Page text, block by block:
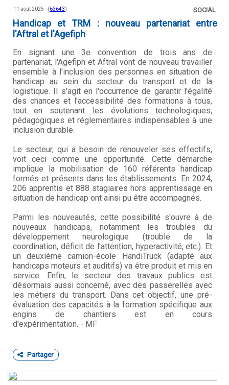
11 août 2025 - (63643) SOCIAL
Handicap et TRM : nouveau partenariat entre
l'Aftral et l'Agefiph
En signant une 3e convention de trois ans de
partenariat, l'Agefiph et Aftral vont de nouveau travailler
ensemble à l'inclusion des personnes en situation de
handicap au sein du secteur du transport et de la
logistique. Il s'agit en l'occurrence de garantir l'égalité
des chances et l'accessibilité des formations à tous,
tout en soutenant les évolutions technologiques,
pédagogiques et réglementaires indispensables à une
inclusion durable.
Le secteur, qui a besoin de renouveler ses effectifs,
voit ceci comme une opportunité. Cette démarche
implique la mobilisation de 160 référents handicap
formés et présents dans les établissements. En 2024,
206 apprentis et 888 stagiaires hors apprentissage en
situation de handicap ont ainsi pu être accompagnés.
Parmi les nouveautés, cette possibilité s'ouvre à de
nouveaux handicaps, notamment les troubles du
développement neurologique (trouble de la
coordination, déficit de l'attention, hyperactivité, etc.). Et
un deuxième camion-école HandiTruck (adapté aux
handicaps moteurs et auditifs) va être produit et mis en
service. Enfin, le secteur des travaux publics est
désormais aussi concerné, avec des passerelles avec
les métiers du transport. Dans cet objectif, une pré-
évaluation des capacités à la formation spécifique aux
engins de chantiers est en cours
d'expérimentation. - MF
Partager